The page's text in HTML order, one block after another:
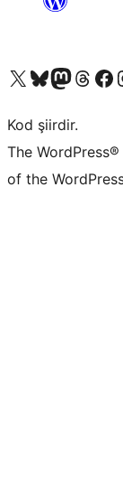
X (eski Twitter) hesabımıza bakın
Bluesky hesabımızı ziyaret edinMastodon hesabımızı ziyaret edinThreads hesabımızı ziyaret edin
Facebook
Kod şiirdir.
The
of the